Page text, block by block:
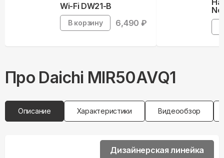
Wi-Fi DW21-B
В корзину 6,490 ₽
Про Daichi MIR50AVQ1
Описание Характеристики Видеообзор
Дизайнерская линейка